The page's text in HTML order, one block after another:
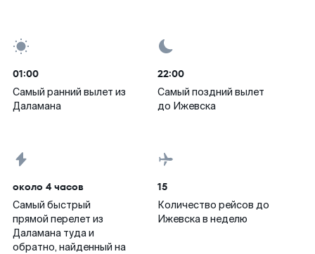
01:00
Самый ранний вылет из
Даламана
22:00
Самый поздний вылет
до Ижевска
около 4 часов
Самый быстрый
прямой перелет из
Даламана туда и
обратно, найденный на
15
Количество рейсов до
Ижевска в неделю